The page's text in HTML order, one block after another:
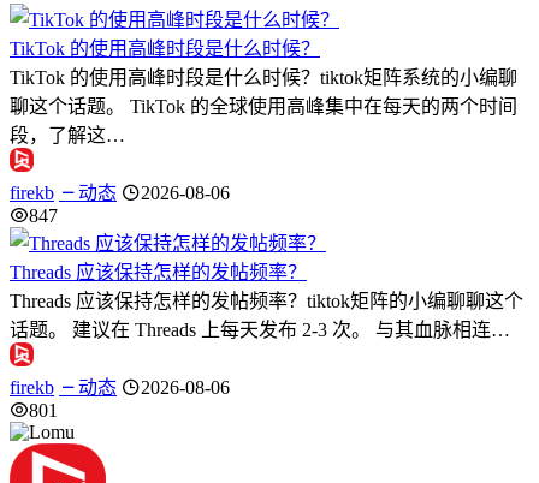
TikTok 的使用高峰时段是什么时候？
TikTok 的使用高峰时段是什么时候？tiktok矩阵系统的小编聊
聊这个话题。 TikTok 的全球使用高峰集中在每天的两个时间
段，了解这…
firekb 动态
2026-08-06
847
Threads 应该保持怎样的发帖频率？
Threads 应该保持怎样的发帖频率？tiktok矩阵的小编聊聊这个
话题。 建议在 Threads 上每天发布 2-3 次。 与其血脉相连…
firekb 动态
2026-08-06
801